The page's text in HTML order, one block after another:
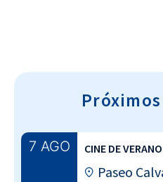
7 AGO CINE DE
Paseo